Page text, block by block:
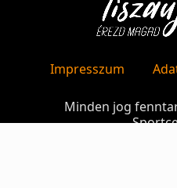
Impresszum
Minden jog